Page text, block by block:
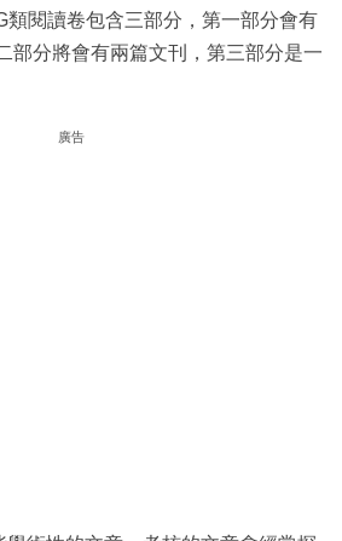
類閱讀卷包含三部分，第一部分會有
部分將會有兩篇文刊，第三部分是一
廣告